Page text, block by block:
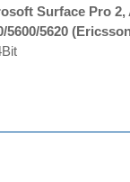
Surface Pro
5600/5620